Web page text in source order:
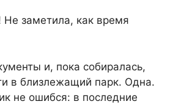
Не заметила, как время
и, пока собиралась,
в близлежащий парк. Одна.
не ошибся: в последние